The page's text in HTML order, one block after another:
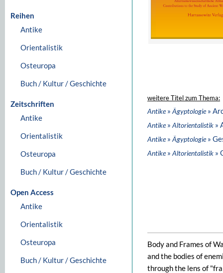
Reihen
Antike
Orientalistik
Osteuropa
Buch / Kultur / Geschichte
Zeitschriften
Antike
Orientalistik
Osteuropa
Buch / Kultur / Geschichte
Open Access
Antike
Orientalistik
Osteuropa
Buch / Kultur / Geschichte
weitere Titel zum Thema:
Antike» Ägyptologie»
Antike» Altorientalistik »
Antike» Ägyptologie»
Antike» Altorientalistik »
Body and Frames of
and the bodies of
through the lens of